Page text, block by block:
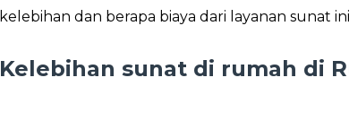
kelebihan dan berapa biaya dari layanan sunat
Kelebihan sunat di rumah di